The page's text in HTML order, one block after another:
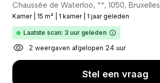
Chaussée de Waterloo, **, 1050, Bruxelles
Kamer 15 m² 1 kamer 1 jaar geleden
Laatste scan: 3 uur geleden
2 weergaven afgelopen 24 uur
Stel een vraag